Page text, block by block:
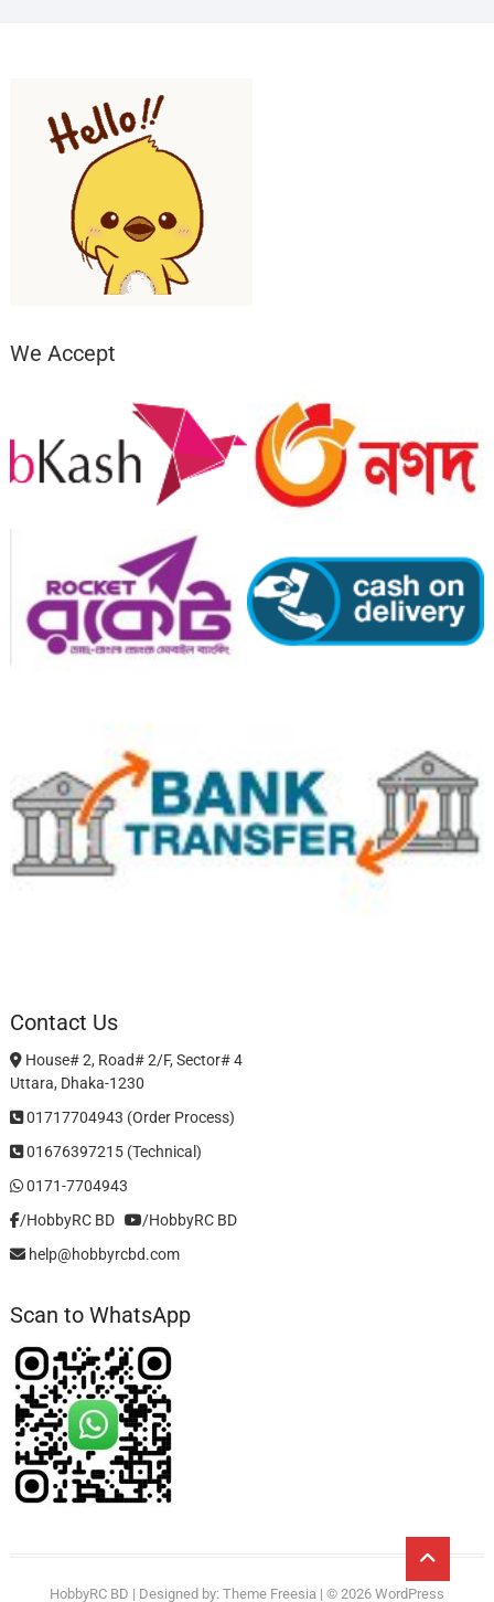
We Accept
Contact Us
House# 2, Road# 2/F, Sector# 4
Uttara, Dhaka-1230
01717704943 (Order Process)
01676397215 (Technical)
0171-7704943
/HobbyRC BD‎ ‎ ‎
/HobbyRC BD
help@hobbyrcbd.com
Scan to WhatsApp
HobbyRC BD | Designed by: Theme Freesia | © 2026 WordPress
top